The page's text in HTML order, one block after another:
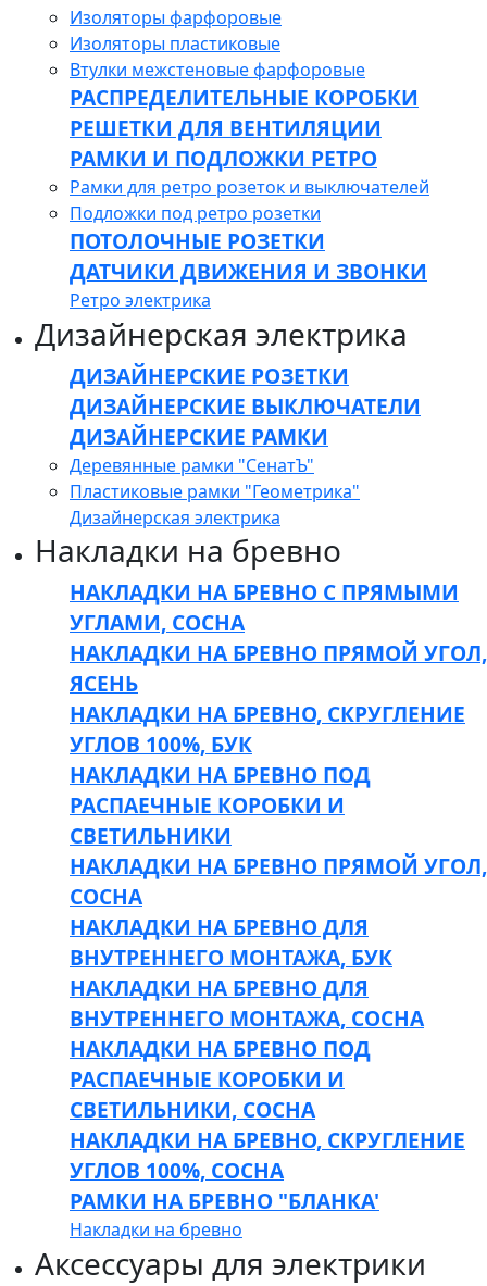
Изоляторы фарфоровые
Изоляторы пластиковые
Втулки межстеновые фарфоровые
РАСПРЕДЕЛИТЕЛЬНЫЕ КОРОБКИ
РЕШЕТКИ ДЛЯ ВЕНТИЛЯЦИИ
РАМКИ И ПОДЛОЖКИ РЕТРО
Рамки для ретро розеток и выключателей
Подложки под ретро розетки
ПОТОЛОЧНЫЕ РОЗЕТКИ
ДАТЧИКИ ДВИЖЕНИЯ И ЗВОНКИ
Ретро электрика
Дизайнерская электрика
ДИЗАЙНЕРСКИЕ РОЗЕТКИ
ДИЗАЙНЕРСКИЕ ВЫКЛЮЧАТЕЛИ
ДИЗАЙНЕРСКИЕ РАМКИ
Деревянные рамки "СенатЪ"
Пластиковые рамки "Геометрика"
Дизайнерская электрика
Накладки на бревно
НАКЛАДКИ НА БРЕВНО С ПРЯМЫМИ
УГЛАМИ, СОСНА
НАКЛАДКИ НА БРЕВНО ПРЯМОЙ УГОЛ,
ЯСЕНЬ
НАКЛАДКИ НА БРЕВНО, СКРУГЛЕНИЕ
УГЛОВ 100%, БУК
НАКЛАДКИ НА БРЕВНО ПОД
РАСПАЕЧНЫЕ КОРОБКИ И
СВЕТИЛЬНИКИ
НАКЛАДКИ НА БРЕВНО ПРЯМОЙ УГОЛ,
СОСНА
НАКЛАДКИ НА БРЕВНО ДЛЯ
ВНУТРЕННЕГО МОНТАЖА, БУК
НАКЛАДКИ НА БРЕВНО ДЛЯ
ВНУТРЕННЕГО МОНТАЖА, СОСНА
НАКЛАДКИ НА БРЕВНО ПОД
РАСПАЕЧНЫЕ КОРОБКИ И
СВЕТИЛЬНИКИ, СОСНА
НАКЛАДКИ НА БРЕВНО, СКРУГЛЕНИЕ
УГЛОВ 100%, СОСНА
РАМКИ НА БРЕВНО "БЛАНКА'
Накладки на бревно
Аксессуары для электрики